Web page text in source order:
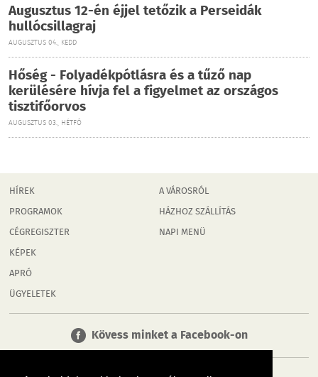
Augusztus 12-én éjjel tetőzik a Perseidák
hullócsillagraj
AUGUSZTUS 04., KEDD
Hőség - Folyadékpótlásra és a tűző nap
kerülésére hívja fel a figyelmet az országos
tisztifőorvos
AUGUSZTUS 03., HÉTFŐ
HÍREK
PROGRAMOK
CÉGREGISZTER
KÉPEK
APRÓ
ÜGYELETEK
A VÁROSRÓL
HÁZHOZ SZÁLLÍTÁS
NAPI MENÜ
Kövess minket a Facebook-on